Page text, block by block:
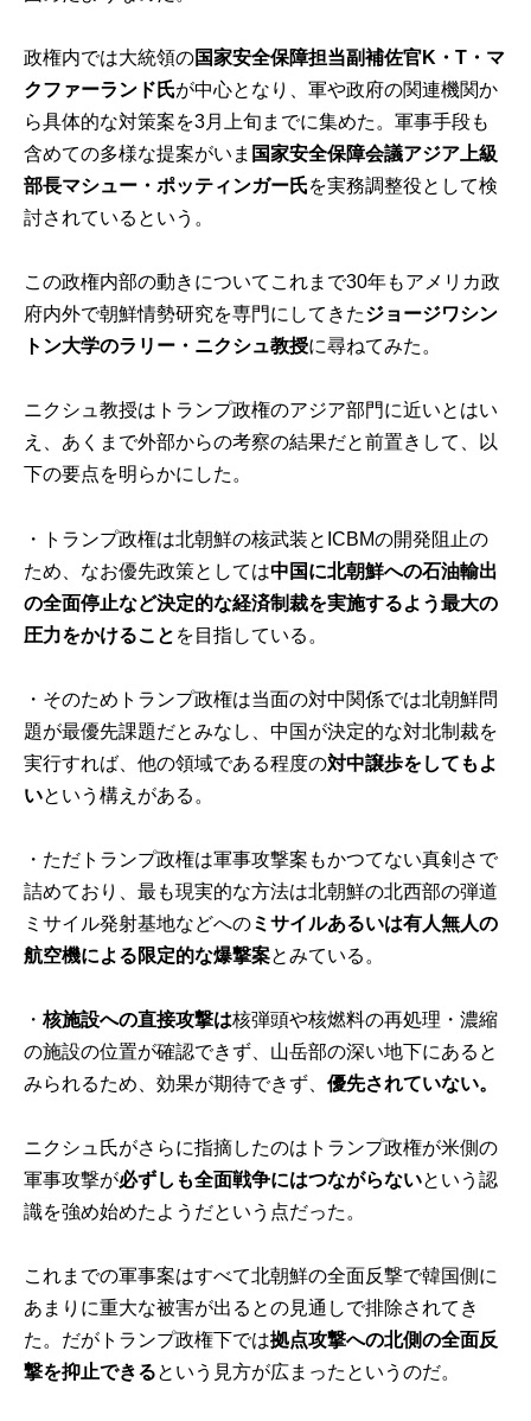
政権内では大統領の国家安全保障担当副補佐官K・T・マ
クファーランド氏が中心となり、軍や政府の関連機関か
ら具体的な対策案を3月上旬までに集めた。軍事手段も
含めての多様な提案がいま 国家安全保障会議アジア上級
部長マシュー・ポッティンガー氏を実務調整役として検
討されているという。
この政権内部の動きについてこれまで30年もアメリカ政
府内外で朝鮮情勢研究を専門にしてきたジョージワシン
トン大学のラリー・ニクシュ教授に尋ねてみた。
ニクシュ教授はトランプ政権のアジア部門に近いとはい
え、あくまで外部からの考察の結果だと前置きして、以
下の要点を明らかにした。
・トランプ政権は北朝鮮の核武装とICBMの開発阻止の
ため、なお優先政策としては中国に北朝鮮への石油輸出
の全面停止など決定的な経済制裁を実施するよう最大の
圧力をかけること を目指している。
・そのためトランプ政権は当面の対中関係では北朝鮮問
題が最優先課題だとみなし、中国が決定的な対北制裁を
実行すれば、他の領域である程度の対中譲歩をしてもよ
いという構えがある。
・ただトランプ政権は軍事攻撃案もかつてない真剣さで
詰めており、最も現実的な方法は北朝鮮の北西部の弾道
ミサイル発射基地などへのミサイルあるいは有人無人の
航空機による限定的な爆撃案とみている。
・核施設への直接攻撃は核弾頭や核燃料の再処理・濃縮
の施設の位置が確認できず、山岳部の深い地下にあると
みられるため、効果が期待できず、優先されていない。
ニクシュ氏がさらに指摘したのはトランプ政権が米側の
軍事攻撃が必ずしも全面戦争にはつながらないという認
識を強め始めたようだという点だった。
これまでの軍事案はすべて北朝鮮の全面反撃で韓国側に
あまりに重大な被害が出るとの見通しで排除されてき
た。だがトランプ政権下では拠点攻撃への北側の全面反
撃を抑止できるという見方が広まったというのだ。